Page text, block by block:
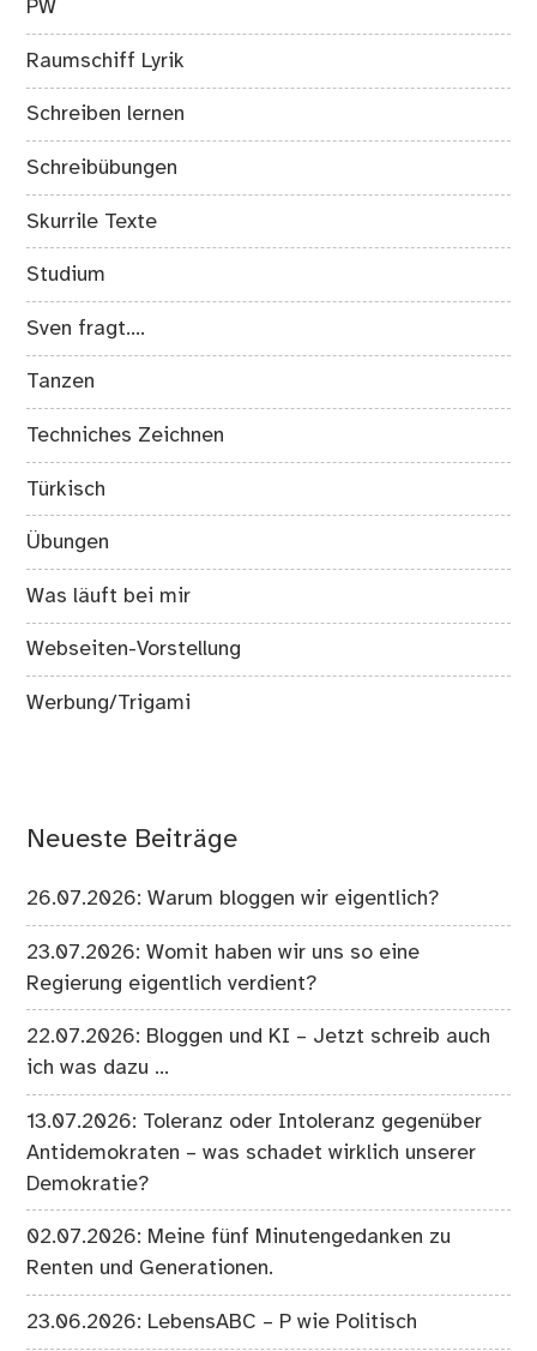
PW
Raumschiff Lyrik
Schreiben lernen
Schreibübungen
Skurrile Texte
Studium
Sven fragt….
Tanzen
Techniches Zeichnen
Türkisch
Übungen
Was läuft bei mir
Webseiten-Vorstellung
Werbung/Trigami
Neueste Beiträge
26.07.2026: Warum bloggen wir eigentlich?
23.07.2026: Womit haben wir uns so eine
Regierung eigentlich verdient?
22.07.2026: Bloggen und KI – Jetzt schreib auch
ich was dazu …
13.07.2026: Toleranz oder Intoleranz gegenüber
Antidemokraten – was schadet wirklich unserer
Demokratie?
02.07.2026: Meine fünf Minutengedanken zu
Renten und Generationen.
23.06.2026: LebensABC – P wie Politisch